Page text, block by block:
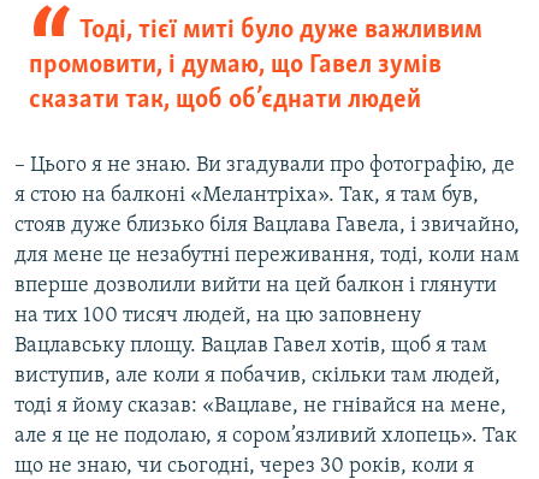
Тоді, тієї миті було дуже важливим
промовити, і думаю, що Гавел зумів
сказати так, щоб об’єднати людей
– Цього я не знаю. Ви згадували про фотографію, де
я стою на балконі «Мелантріха». Так, я там був,
стояв дуже близько біля Вацлава Гавела, і звичайно,
для мене це незабутні переживання, тоді, коли нам
вперше дозволили вийти на цей балкон і глянути
на тих 100 тисяч людей, на цю заповнену
Вацлавську площу. Вацлав Гавел хотів, щоб я там
виступив, але коли я побачив, скільки там людей,
тоді я йому сказав: «Вацлаве, не гнівайся на мене,
але я це не подолаю, я сором’язливий хлопець». Так
що не знаю, чи сьогодні, через 30 років, коли я